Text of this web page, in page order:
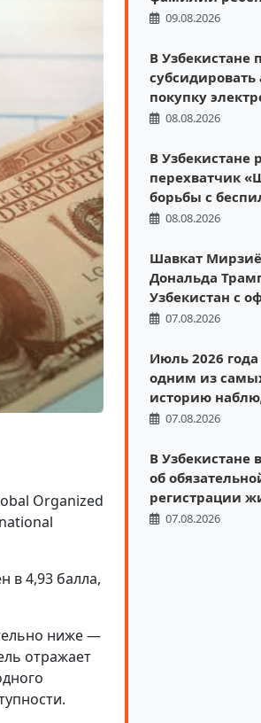
Organized
в 4,93 балла,
ниже —
отражает
09.08.2026
В Узбекистане
покупку
08.08.2026
В Узбекистане
перехватчик
борьбы с
08.08.2026
Шавкат
Дональда
Узбекистан с
07.08.2026
Июль 2026 года
одним из
историю
07.08.2026
В Узбекистане
об
регистрации
07.08.2026